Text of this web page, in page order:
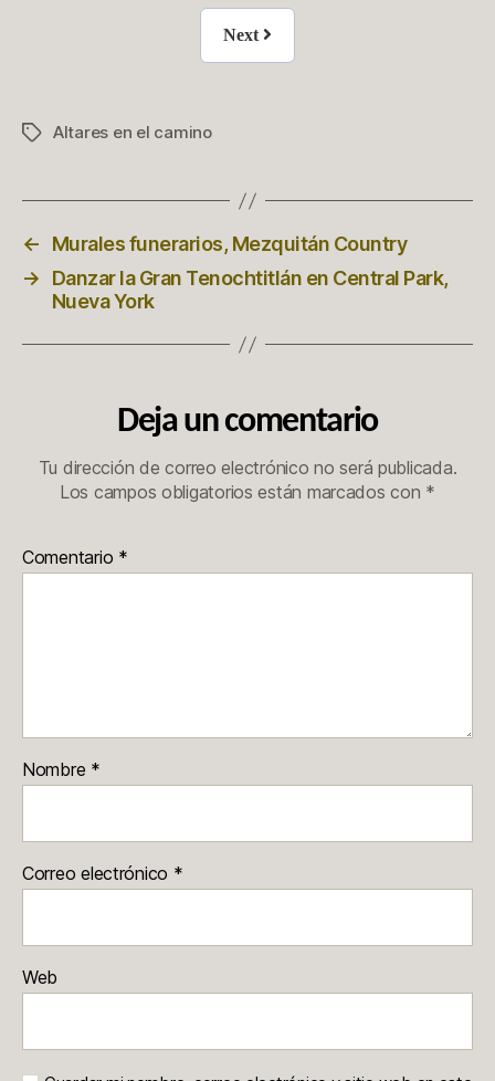
Next
Etiquetas
Altares en el camino
←
Murales funerarios, Mezquitán Country
→
Danzar la Gran Tenochtitlán en Central Park,
Nueva York
Deja un comentario
Tu dirección de correo electrónico no será publicada.
Los campos obligatorios están marcados con *
Comentario *
Nombre *
Correo electrónico *
Web